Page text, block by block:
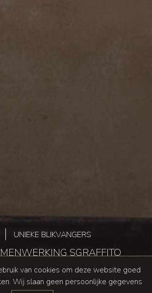
UNIEKE BLIKVANGERS
SGRAFFITO
van cookies om deze website goed
Wij slaan geen persoonlijke gegevens